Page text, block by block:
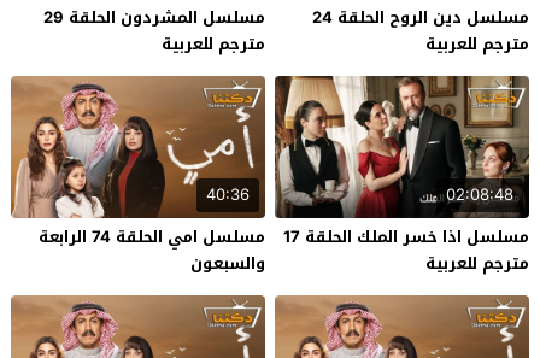
مسلسل دين الروح الحلقة 24
مترجم للعربية
مسلسل المشردون الحلقة 29
مترجم للعربية
02:08:48
مسلسل اذا خسر الملك الحلقة 17
مترجم للعربية
40:36
مسلسل امي الحلقة 74 الرابعة
والسبعون